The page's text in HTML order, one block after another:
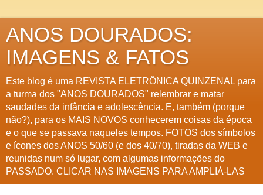
ANOS DOURADOS:
IMAGENS & FATOS
Este blog é uma REVISTA ELETRÔNICA QUINZENAL para
a turma dos "ANOS DOURADOS" relembrar e matar
saudades da infância e adolescência. E, também (porque
não?), para os MAIS NOVOS conhecerem coisas da época
e o que se passava naqueles tempos. FOTOS dos símbolos
e ícones dos ANOS 50/60 (e dos 40/70), tiradas da WEB e
reunidas num só lugar, com algumas informações do
PASSADO. CLICAR NAS IMAGENS PARA AMPLIÁ-LAS